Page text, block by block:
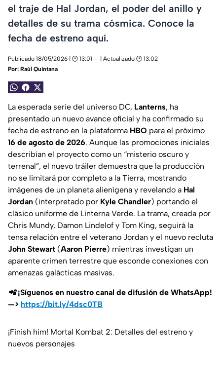
el traje de Hal Jordan, el poder del anillo y
detalles de su trama cósmica. Conoce la
fecha de estreno aquí.
Publicado 18/05/2026 | 🕑 13:01
| Actualizado 🕑 13:02
Por: Raúl Quintana
La esperada serie del universo DC, Lanterns, ha
presentado un nuevo avance oficial y ha confirmado su
fecha de estreno en la plataforma HBO para el próximo
16 de agosto de 2026. Aunque las promociones iniciales
describían el proyecto como un “misterio oscuro y
terrenal”, el nuevo tráiler demuestra que la producción
no se limitará por completo a la Tierra, mostrando
imágenes de un planeta alienígena y revelando a Hal
Jordan (interpretado por Kyle Chandler) portando el
clásico uniforme de Linterna Verde. La trama, creada por
Chris Mundy, Damon Lindelof y Tom King, seguirá la
tensa relación entre el veterano Jordan y el nuevo recluta
John Stewart (Aaron Pierre) mientras investigan un
aparente crimen terrestre que esconde conexiones con
amenazas galácticas masivas.
📲 ¡Síguenos en nuestro canal de difusión de WhatsApp!
—> https://bit.ly/4dsc0TB
¡Finish him! Mortal Kombat 2: Detalles del estreno y
nuevos personajes